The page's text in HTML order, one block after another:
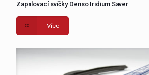
Zapalovací svíčky Denso Iridium Saver
Více